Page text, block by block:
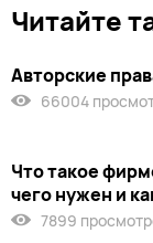
Читайте
Авторские
66004
Что такое
чего нужен и
7899